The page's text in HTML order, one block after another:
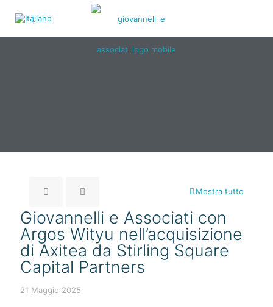
Mostra tutto
Giovannelli e Associati con
Argos Wityu nell’acquisizione
di Axitea da Stirling Square
Capital Partners
21 Maggio 2025